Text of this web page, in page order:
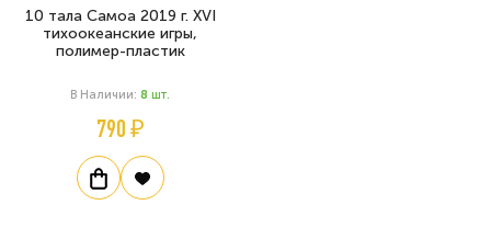
10 тала Самоа 2019 г. XVI
тихоокеанские игры,
полимер-пластик
В Наличии: 8 Шт.
790 ₽